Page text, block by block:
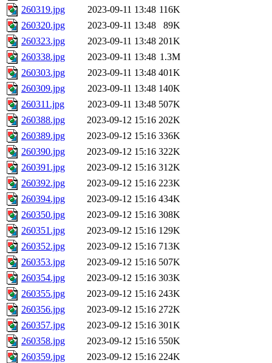
260319.jpg
2023-09-11 13:48 116K
260320.jpg
2023-09-11 13:48
89K
260323.jpg
2023-09-11 13:48 201K
260338.jpg
2023-09-11 13:48 1.3M
260303.jpg
2023-09-11 13:48 401K
260309.jpg
2023-09-11 13:48 140K
260311.jpg
2023-09-11 13:48 507K
260388.jpg
2023-09-12 15:16 202K
260389.jpg
2023-09-12 15:16 336K
260390.jpg
2023-09-12 15:16 322K
260391.jpg
2023-09-12 15:16 312K
260392.jpg
2023-09-12 15:16 223K
260394.jpg
2023-09-12 15:16 434K
260350.jpg
2023-09-12 15:16 308K
260351.jpg
2023-09-12 15:16 129K
260352.jpg
2023-09-12 15:16 713K
260353.jpg
2023-09-12 15:16 507K
260354.jpg
2023-09-12 15:16 303K
260355.jpg
2023-09-12 15:16 243K
260356.jpg
2023-09-12 15:16 272K
260357.jpg
2023-09-12 15:16 301K
260358.jpg
2023-09-12 15:16 550K
260359.jpg
2023-09-12 15:16 224K